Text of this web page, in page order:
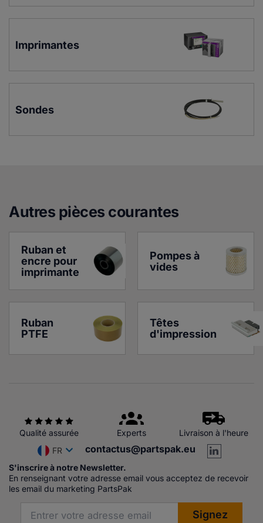
Imprimantes
Sondes
Autres pièces courantes
Ruban et
encre pour
imprimante
Pompes à
vides
Ruban
PTFE
Têtes
d'impression
Qualité assurée Experts
Livraison à l'heure
FR
contactus@partspak.eu
S'inscrire à notre Newsletter.
En renseignant votre adresse email vous acceptez de recevoir
les email du marketing PartsPak